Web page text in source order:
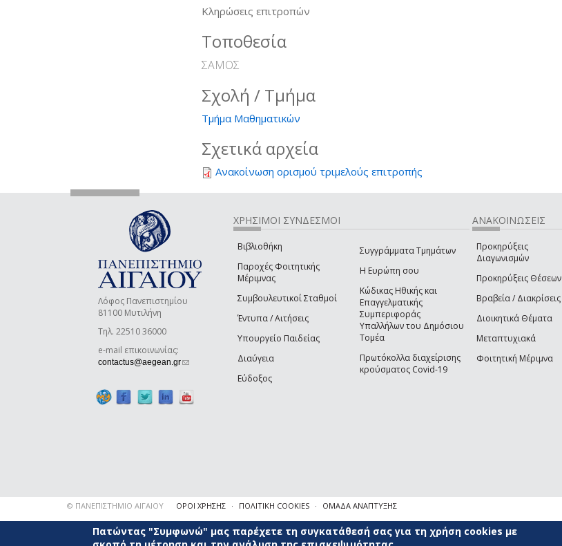
Κληρώσεις επιτροπών
Τοποθεσία
ΣΑΜΟΣ
Σχολή / Τμήμα
Τμήμα Μαθηματικών
Σχετικά αρχεία
Ανακοίνωση ορισμού τριμελούς επιτροπής
Λόφος Πανεπιστημίου
81100 Μυτιλήνη
Τηλ. 22510 36000
e-mail επικοινωνίας:
contactus@aegean.gr(link sends e-mail)
ΧΡΗΣΙΜΟΙ ΣΥΝΔΕΣΜΟΙ
Βιβλιοθήκη
Παροχές Φοιτητικής
Μέριμνας
Συμβουλευτικοί Σταθμοί
Έντυπα / Αιτήσεις
Υπουργείο Παιδείας
Διαύγεια
Εύδοξος
Συγγράμματα Τμημάτων
Η Ευρώπη σου
Κώδικας Ηθικής και
Επαγγελματικής
Συμπεριφοράς
Υπαλλήλων του Δημόσιου
Τομέα
Πρωτόκολλα διαχείρισης
κρούσματος Covid-19
ΑΝΑΚΟΙΝΩΣΕΙΣ
Προκηρύξεις
Διαγωνισμών
Προκηρύξεις Θέσεων
Βραβεία / Διακρίσεις
Διοικητικά Θέματα
Μεταπτυχιακά
Φοιτητική Μέριμνα
© ΠΑΝΕΠΙΣΤΗΜΙΟ ΑΙΓΑΙΟΥ ΟΡΟΙ ΧΡΗΣΗΣ ΠΟΛΙΤΙΚΗ COOKIES ΟΜΑΔΑ ΑΝΑΠΤΥΞΗΣ
Πατώντας "Συμφωνώ" μας παρέχετε τη συγκατάθεσή σας για τη χρήση cookies με